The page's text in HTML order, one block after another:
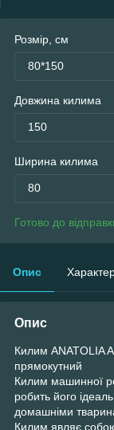
Розмір, см
80*150
Довжина килима
150
Ширина килима
80
Готово до
Опис
Опис
Килим ANATOLIA
прямокутний
Килим машинної
робить його
домашніми
Килим являє